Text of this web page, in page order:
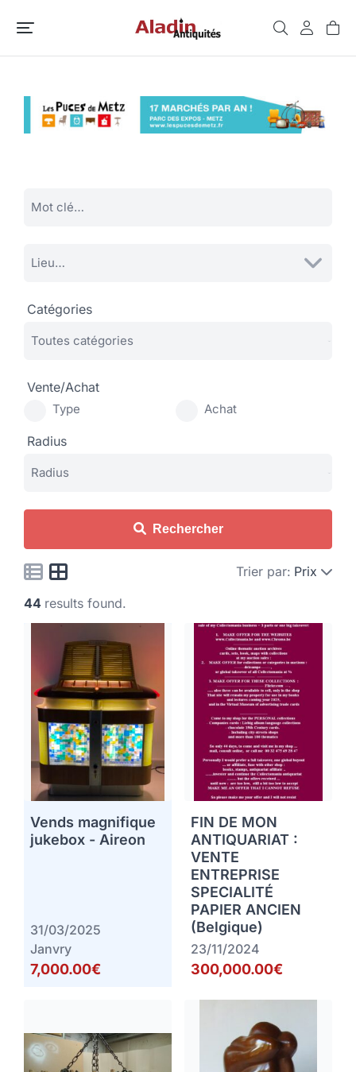
Catégories
Vente/Achat
Type Achat
Radius
Rechercher
Trier par: Prix
44 results found.
Vends magnifique
jukebox - Aireon
31/03/2025
Janvry
7,000.00€
FIN DE MON
ANTIQUARIAT :
VENTE
ENTREPRISE
SPECIALITÉ
PAPIER ANCIEN
(Belgique)
23/11/2024
300,000.00€